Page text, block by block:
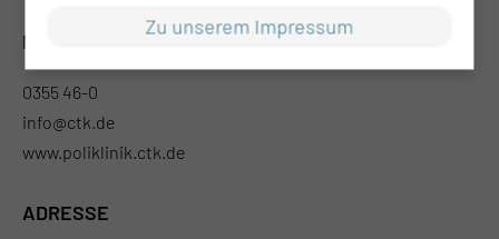
KONTAKT
0355 46-0
info@ctk.de
www.poliklinik.ctk.de
ADRESSE
Zu unserem Impressum